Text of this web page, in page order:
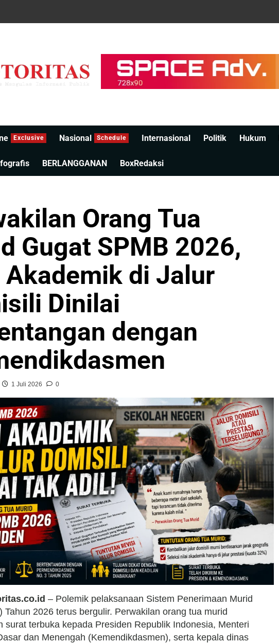
Exclusive Nasional Schedule Internasional Politik Hukum
BERLANGGANAN BoxRedaksi
Orang Tua
Gugat SPMB 2026,
Akademik di Jalur
Dinilai
dengan
1 Juli 2026 0
– Polemik pelaksanaan Sistem Penerimaan Murid
Tahun 2026 terus bergulir. Perwakilan orang tua murid
surat terbuka kepada Presiden Republik Indonesia, Menteri
dan Menengah (Kemendikdasmen), serta kepala dinas